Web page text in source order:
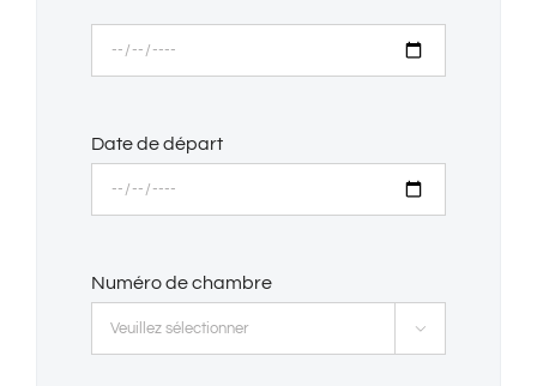
Date de départ
Numéro de chambre
